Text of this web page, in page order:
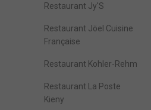
Restaurant Jy'S
Restaurant Jöel Cuisine
Française
Restaurant Kohler-Rehm
Restaurant La Poste
Kieny